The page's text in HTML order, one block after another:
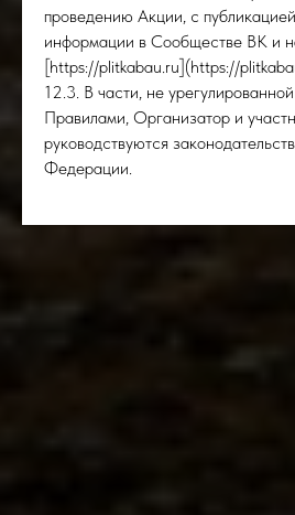
проведению Акции, с
информации в Сообществе ВК и
[https://plitkabau.ru](https://
12.3. В части, не
Правилами, Организатор и
руководствуются
Федерации.